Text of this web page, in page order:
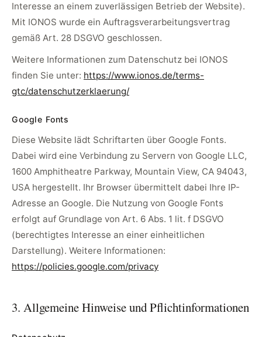
Interesse an einem zuverlässigen Betrieb der Website).
Mit IONOS wurde ein Auftragsverarbeitungsvertrag
gemäß Art. 28 DSGVO geschlossen.
Weitere Informationen zum Datenschutz bei IONOS
finden Sie unter: https://www.ionos.de/terms-
gtc/datenschutzerklaerung/
Google Fonts
Diese Website lädt Schriftarten über Google Fonts.
Dabei wird eine Verbindung zu Servern von Google LLC,
1600 Amphitheatre Parkway, Mountain View, CA 94043,
USA hergestellt. Ihr Browser übermittelt dabei Ihre IP-
Adresse an Google. Die Nutzung von Google Fonts
erfolgt auf Grundlage von Art. 6 Abs. 1 lit. f DSGVO
(berechtigtes Interesse an einer einheitlichen
Darstellung). Weitere Informationen:
https://policies.google.com/privacy
3. Allgemeine Hinweise und Pflichtinformationen